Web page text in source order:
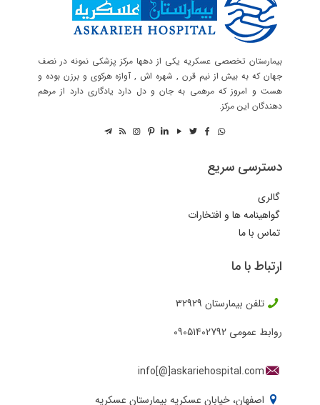
بیمارستان تخصصی عسکریه یکی از دهها مرکز پزشکی نمونه در نصف
جهان که به بیش از نیم قرن , شهره اش , آوازه هرکوی و برزن بوده و
هست و امروز که مرهمی به جان و دل دارد یادگاری دارد از مرهم
دهندگان این مرکز.
دسترسی سریع
گالری
گواهینامه ها و افتخارات
تماس با ما
ارتباط با ما
تلفن بیمارستان 32929
روابط عمومی 09051402792
info[@]askariehospital.com
اصفهان، خیابان عسکریه بیمارستان عسکریه